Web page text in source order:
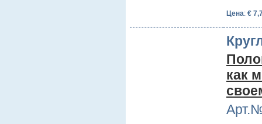
Цена: €
как